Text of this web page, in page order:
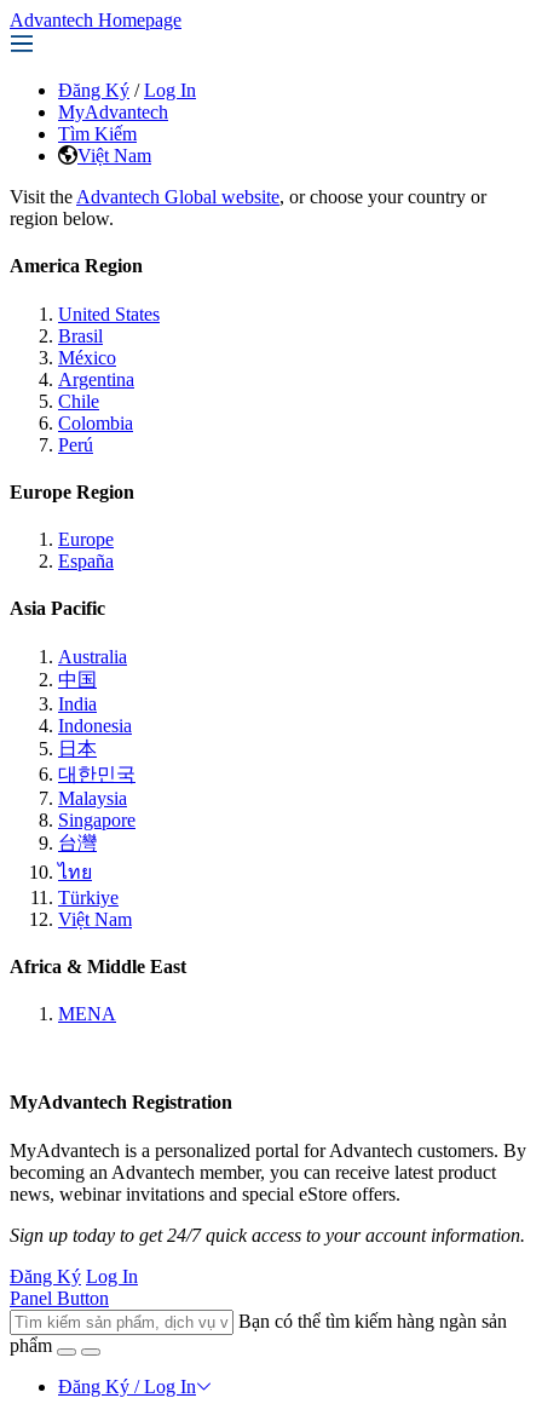
Advantech Homepage
Đăng Ký / Log In
MyAdvantech
Tìm Kiếm
Việt Nam
Visit the Advantech Global website, or choose your country or
region below.
America Region
United States
Brasil
México
Argentina
Chile
Colombia
Perú
Europe Region
Europe
España
Asia Pacific
Australia
中国
India
Indonesia
日本
대한민국
Malaysia
Singapore
台灣
ไทย
Türkiye
Việt Nam
Africa & Middle East
MENA
MyAdvantech Registration
MyAdvantech is a personalized portal for Advantech customers. By
becoming an Advantech member, you can receive latest product
news, webinar invitations and special eStore offers.
Sign up today to get 24/7 quick access to your account information.
Đăng Ký Log In
Panel Button
Bạn có thể tìm kiếm hàng ngàn sản
phẩm
Đăng Ký / Log In